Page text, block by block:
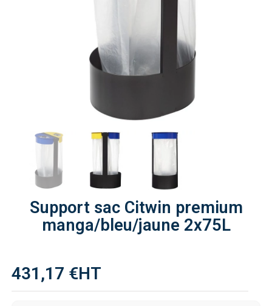
Support sac Citwin premium
manga/bleu/jaune 2x75L
431,17 €HT